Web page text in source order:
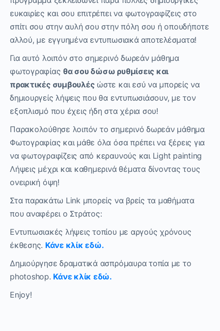
ευκαιρίες και σου επιτρέπει να φωτογραφίζεις στο
σπίτι σου στην αυλή σου στην πόλη σου ή οπουδήποτε
αλλού, με εγγυημένα εντυπωσιακά αποτελέσματα!
Για αυτό λοιπόν στο σημερινό δωρεάν μάθημα
φωτογραφίας θα σου δώσω ρυθμίσεις και
πρακτικές συμβουλέςώστε και εσύ να μπορείς να
δημιουργείς λήψεις που θα εντυπωσιάσουν, με τον
εξοπλισμό που έχεις ήδη στα χέρια σου!
Παρακολούθησε λοιπόν το σημερινό δωρεάν μάθημα
Φωτογραφίας και μάθε όλα όσα πρέπει να ξέρεις για
να φωτογραφίζεις από κεραυνούς και Light painting
Λήψεις μέχρι και καθημερινά θέματα δίνοντας τους
ονειρική όψη!
Στα παρακάτω Link μπορείς να βρείς τα μαθήματα
που αναφέρει ο Στράτος:
Εντυπωσιακές λήψεις τοπίου με αργούς χρόνους
έκθεσης. Κάνε κλίκ εδώ.
Δημιούργησε δραματικά ασπρόμαυρα τοπία με το
photoshop. Κάνε κλίκ εδώ.
Enjoy!